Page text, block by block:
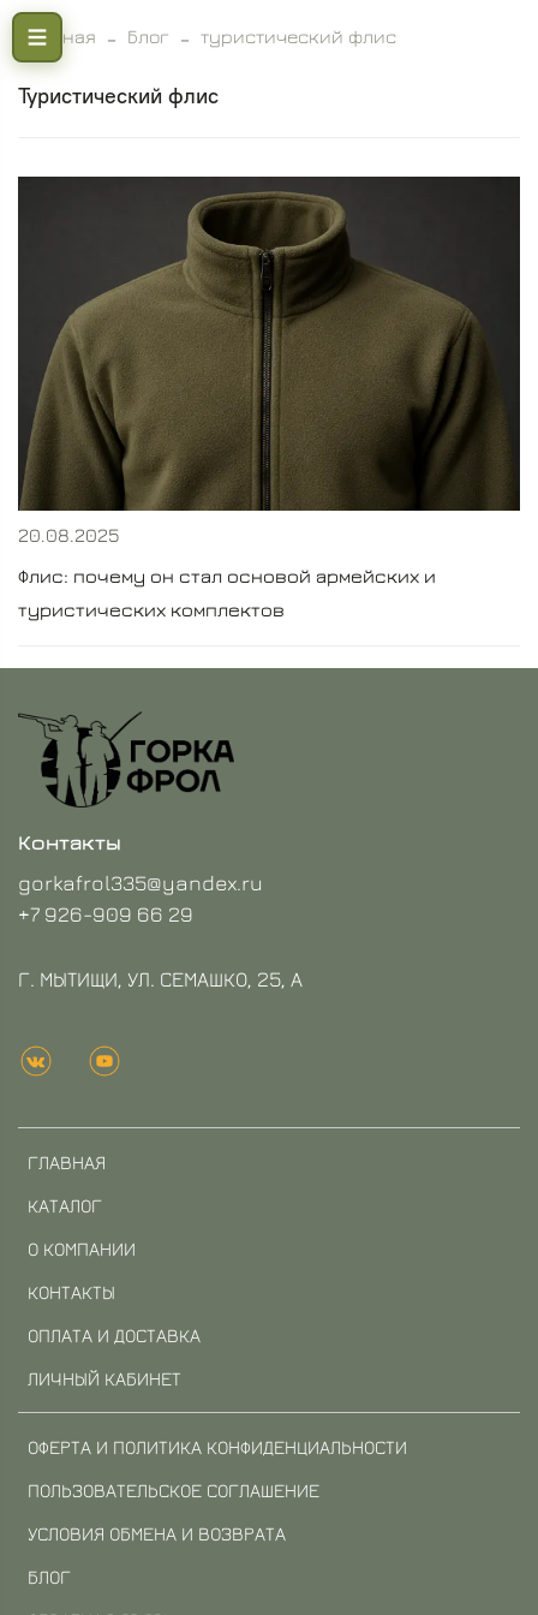
Главная Блог туристический флис
туристический флис
20.08.2025
Флис: почему он стал основой армейских и
туристических комплектов
ГЛАВНАЯ
КАТАЛОГ
О КОМПАНИИ
КОНТАКТЫ
ОПЛАТА И ДОСТАВКА
ЛИЧНЫЙ КАБИНЕТ
ОФЕРТА И ПОЛИТИКА КОНФИДЕНЦИАЛЬНОСТИ
ПОЛЬЗОВАТЕЛЬСКОЕ СОГЛАШЕНИЕ
УСЛОВИЯ ОБМЕНА И ВОЗВРАТА
БЛОГ
Контакты
gorkafrol335@yandex.ru
+7 926-909 66 29
Г. МЫТИЩИ, УЛ. СЕМАШКО, 25, А